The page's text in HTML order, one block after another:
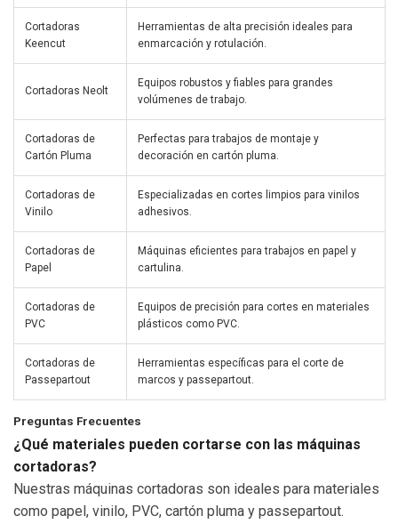
Cortadoras
Keencut
Herramientas de alta precisión ideales para
enmarcación y rotulación.
Cortadoras Neolt
Equipos robustos y fiables para grandes
volúmenes de trabajo.
Cortadoras de
Cartón Pluma
Perfectas para trabajos de montaje y
decoración en cartón pluma.
Cortadoras de
Vinilo
Especializadas en cortes limpios para vinilos
adhesivos.
Cortadoras de
Papel
Máquinas eficientes para trabajos en papel y
cartulina.
Cortadoras de
PVC
Equipos de precisión para cortes en materiales
plásticos como PVC.
Cortadoras de
Passepartout
Herramientas específicas para el corte de
marcos y passepartout.
Preguntas Frecuentes
¿Qué materiales pueden cortarse con las máquinas
cortadoras?
Nuestras máquinas cortadoras son ideales para materiales
como papel, vinilo, PVC, cartón pluma y passepartout.